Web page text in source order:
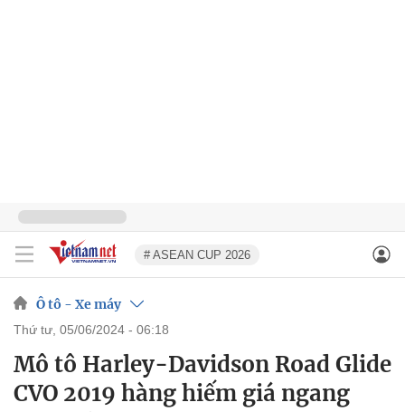
# ASEAN CUP 2026
Ô tô - Xe máy
thứ tư, 05/06/2024 - 06:18
Mô tô Harley-Davidson Road Glide
CVO 2019 hàng hiếm giá ngang